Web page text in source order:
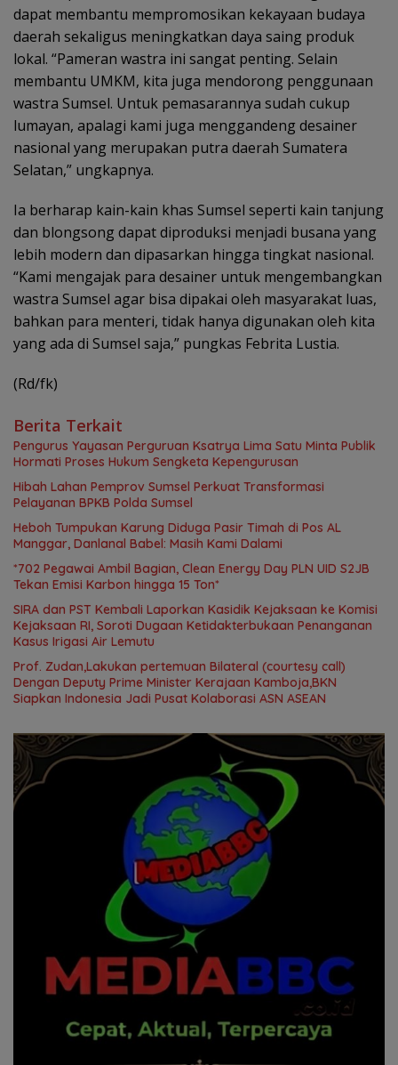
dapat membantu mempromosikan kekayaan budaya
daerah sekaligus meningkatkan daya saing produk
lokal. “Pameran wastra ini sangat penting. Selain
membantu UMKM, kita juga mendorong penggunaan
wastra Sumsel. Untuk pemasarannya sudah cukup
lumayan, apalagi kami juga menggandeng desainer
nasional yang merupakan putra daerah Sumatera
Selatan,” ungkapnya.
Ia berharap kain-kain khas Sumsel seperti kain tanjung
dan blongsong dapat diproduksi menjadi busana yang
lebih modern dan dipasarkan hingga tingkat nasional.
“Kami mengajak para desainer untuk mengembangkan
wastra Sumsel agar bisa dipakai oleh masyarakat luas,
bahkan para menteri, tidak hanya digunakan oleh kita
yang ada di Sumsel saja,” pungkas Febrita Lustia.
(Rd/fk)
Berita Terkait
Pengurus Yayasan Perguruan Ksatrya Lima Satu Minta Publik
Hormati Proses Hukum Sengketa Kepengurusan
Hibah Lahan Pemprov Sumsel Perkuat Transformasi
Pelayanan BPKB Polda Sumsel
Heboh Tumpukan Karung Diduga Pasir Timah di Pos AL
Manggar, Danlanal Babel: Masih Kami Dalami
*702 Pegawai Ambil Bagian, Clean Energy Day PLN UID S2JB
Tekan Emisi Karbon hingga 15 Ton*
SIRA dan PST Kembali Laporkan Kasidik Kejaksaan ke Komisi
Kejaksaan RI, Soroti Dugaan Ketidakterbukaan Penanganan
Kasus Irigasi Air Lemutu
Prof. Zudan,Lakukan pertemuan Bilateral (courtesy call)
Dengan Deputy Prime Minister Kerajaan Kamboja,BKN
Siapkan Indonesia Jadi Pusat Kolaborasi ASN ASEAN